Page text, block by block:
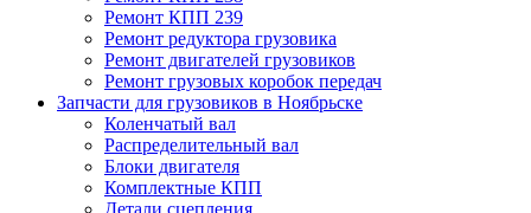
Ремонт КПП 239
Ремонт редуктора грузовика
Ремонт двигателей грузовиков
Ремонт грузовых коробок передач
Запчасти для грузовиков в Ноябрьске
Коленчатый вал
Распределительный вал
Блоки двигателя
Комплектные КПП
Детали сцепления